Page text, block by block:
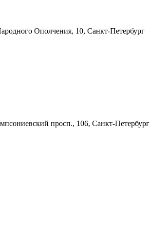
Ополчения, 10, Санкт-Петербург
просп., 106, Санкт-Петербург